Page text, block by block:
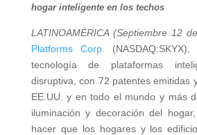
hogar inteligente en los techos
LATINOAMÉRICA (Septiembre
Platforms Corp.
tecnología de plataformas
disruptiva, con 72 patentes emitidas
EE.UU. y en todo el mundo y más
iluminación y decoración del
hacer que los hogares y los